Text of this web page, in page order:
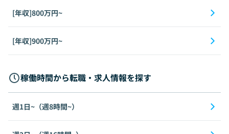
[年収]800万円~
[年収]900万円~
稼働時間から転職・求人情報を探す
週1日~（週8時間~）